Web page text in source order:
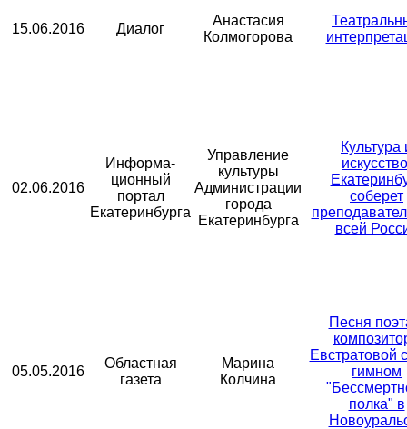
15.06.2016 Диалог
Анастасия
Колмогорова
02.06.2016
Информа-
ционный
портал
Екатеринбурга
Управление
культуры
Администрации
города
Екатеринбурга
Культура
соберет
всей
05.05.2016
Областная
газета
Марина
Колчина
Песня
Евстратовой
гимном
полка" в